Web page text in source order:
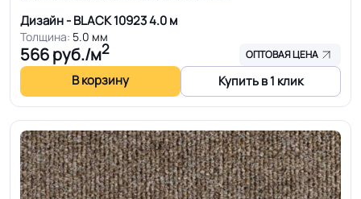
Дизайн - BLACK 109234.0 м
Толщина: 5.0 мм
566руб./м2 ОПТОВАЯ ЦЕНА
В корзину Купить в 1 клик